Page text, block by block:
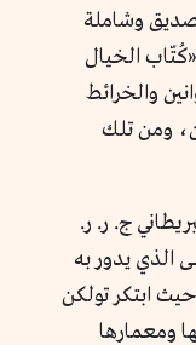
وشاملة
الخيال
والخرائط
ومن تلك
ج. ر. ر.
الذي يدور به
ابتكر تولكن
ومعمارها